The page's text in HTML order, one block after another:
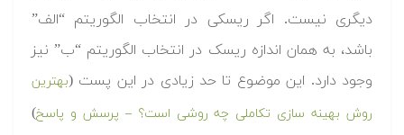
دیگری نیست. اگر ریسکی در انتخاب الگوریتم “الف”
باشد، به همان اندازه ریسک در انتخاب الگوریتم “ب” نیز
وجود دارد. این موضوع تا حد زیادی در این پست (بهترین
روش بهینه سازی تکاملی چه روشی است؟ – پرسش و پاسخ)